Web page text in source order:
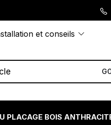
et conseils
PLACAGE BOIS